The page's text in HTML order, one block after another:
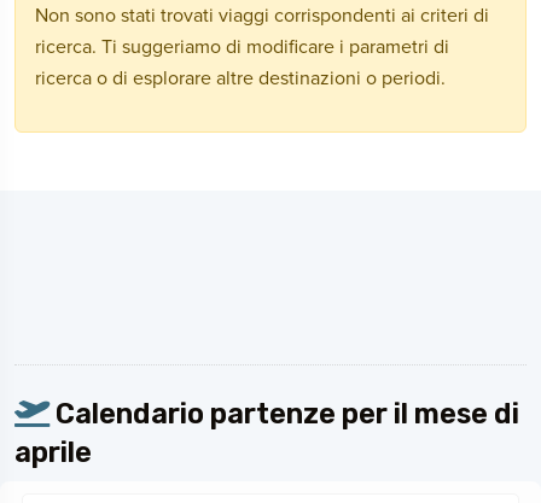
Non sono stati trovati viaggi corrispondenti ai criteri di
ricerca. Ti suggeriamo di modificare i parametri di
ricerca o di esplorare altre destinazioni o periodi.
Calendario partenze per il mese di
aprile